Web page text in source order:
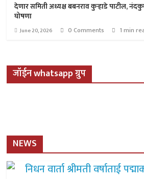
देणार समिती अध्यक्ष बबनराव कुऱ्हाडे पाटील,
घोषणा
June 20, 2026 0 Comments 1 min
जॉईन whatsapp ग्रुप
NEWS